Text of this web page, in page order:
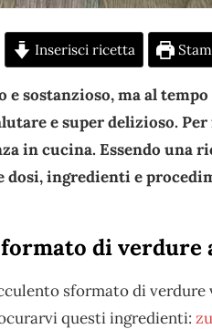
Inserisci ricetta
sostanzioso, ma al
e super delizioso.
in cucina. Essendo una
ingredienti e
di verdure
sformato di
questi ingredienti: